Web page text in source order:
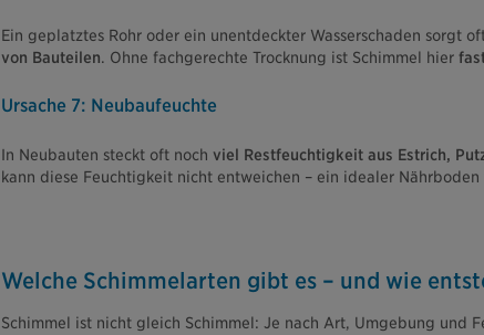
Ein geplatztes Rohr oder ein unentdeckter Wasserschaden sorgt
von Bauteilen. Ohne fachgerechte Trocknung ist Schimmel hier
Ursache 7: Neubaufeuchte
In Neubauten steckt oft noch viel Restfeuchtigkeit aus Estrich,
kann diese Feuchtigkeit nicht entweichen – ein idealer
Welche Schimmelarten gibt es – und wie
Schimmel ist nicht gleich Schimmel: Je nach Art, Umgebung und